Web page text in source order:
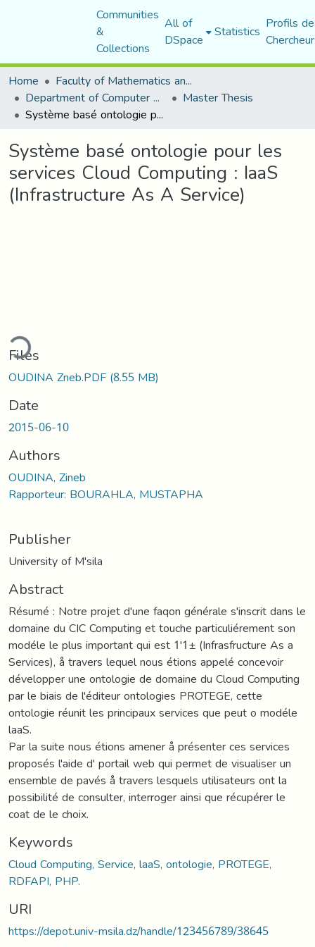
Communities
&
Collections
All of
DSpace Statistics Profils
Home
Faculty of Mathematics and Computer Science
Department of Computer Science Master Thesis
Système basé ontologie pour les services Cloud Computing : IaaS (Infrastructure As A Service)
Système basé ontologie pour les
services Cloud Computing : IaaS
(Infrastructure As A Service)
Files
OUDINA Zneb.PDF(8.55 MB)
Date
2015-06-10
Authors
OUDINA, Zineb
Rapporteur: BOURAHLA, MUSTAPHA
Publisher
University of M'sila
Abstract
Résumé : Notre projet d'une faqon générale s'inscrit dans le
domaine du CIC Computing et touche particuliérement son
modéle le plus important qui est 1'1± (Infrasfructure As a
Services), å travers lequel nous étions appelé concevoir
développer une ontologie de domaine du Cloud Computing
par le biais de l'éditeur ontologies PROTEGE, cette
ontologie réunit les principaux services que peut o modéle
laaS.
Par la suite nous étions amener å présenter ces services
proposés l'aide d' portail web qui permet de visualiser un
ensemble de pavés å travers lesquels utilisateurs ont la
possibilité de consulter, interroger ainsi que récupérer le
coat de le choix.
Keywords
Cloud Computing, Service, laaS, ontologie, PROTEGE,
RDFAPI, PHP.
URI
https://depot.univ-msila.dz/handle/123456789/38645